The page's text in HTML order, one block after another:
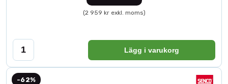
(2 959 kr exkl. moms)
Lägg i varukorg
-62%